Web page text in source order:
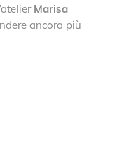
Marisa
ancora più